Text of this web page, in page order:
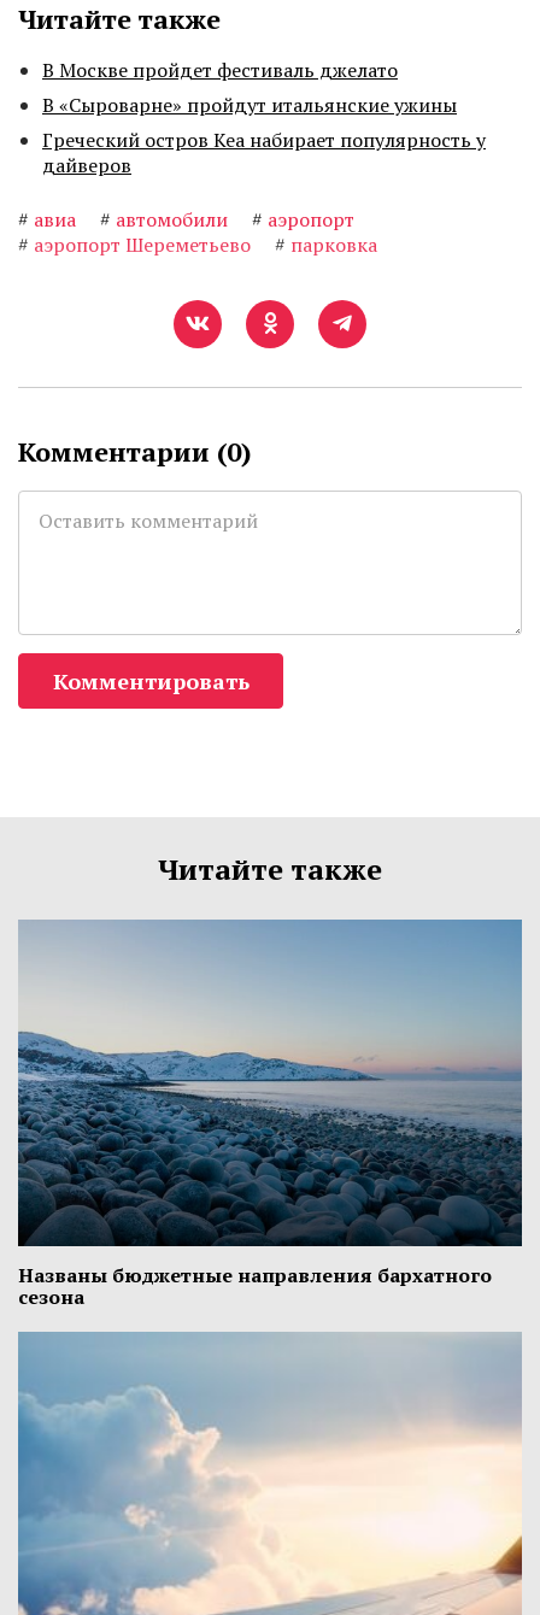
Читайте также
В Москве пройдет фестиваль джелато
В «Сыроварне» пройдут итальянские ужины
Греческий остров Кеа набирает популярность у
дайверов
# авиа # автомобили # аэропорт
# аэропорт Шереметьево # парковка
Комментарии (0)
Комментировать
Читайте также
Названы бюджетные направления бархатного
сезона